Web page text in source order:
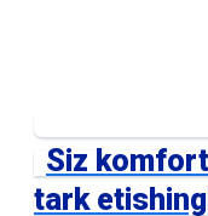
Siz
tark